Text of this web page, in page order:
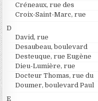
Créneaux, rue des
Croix-Saint-Marc, rue
D
David, rue
Desaubeau, boulevard
Desteuque, rue Eugène
Dieu-Lumière, rue
Docteur Thomas, rue du
Doumer, boulevard Paul
E